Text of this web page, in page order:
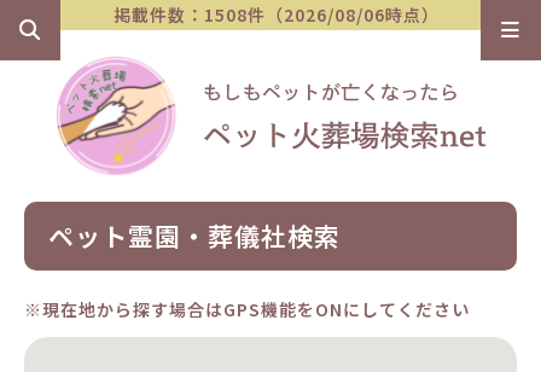
掲載件数：1508件（2026/08/06時点）
ペット霊園・葬儀社検索
※現在地から探す場合はGPS機能をONにしてください